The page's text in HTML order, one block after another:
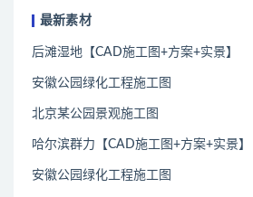
最新素材
后滩湿地【CAD施工图+方案+实景】
安徽公园绿化工程施工图
北京某公园景观施工图
哈尔滨群力【CAD施工图+方案+实景】
安徽公园绿化工程施工图